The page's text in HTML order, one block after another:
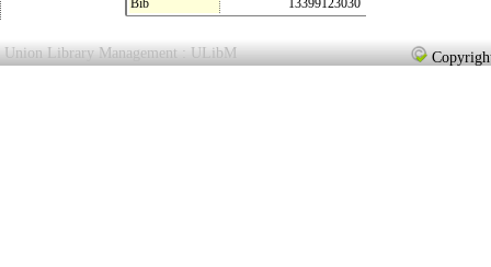
Bib 13399123030
Union Library Management : ULibM